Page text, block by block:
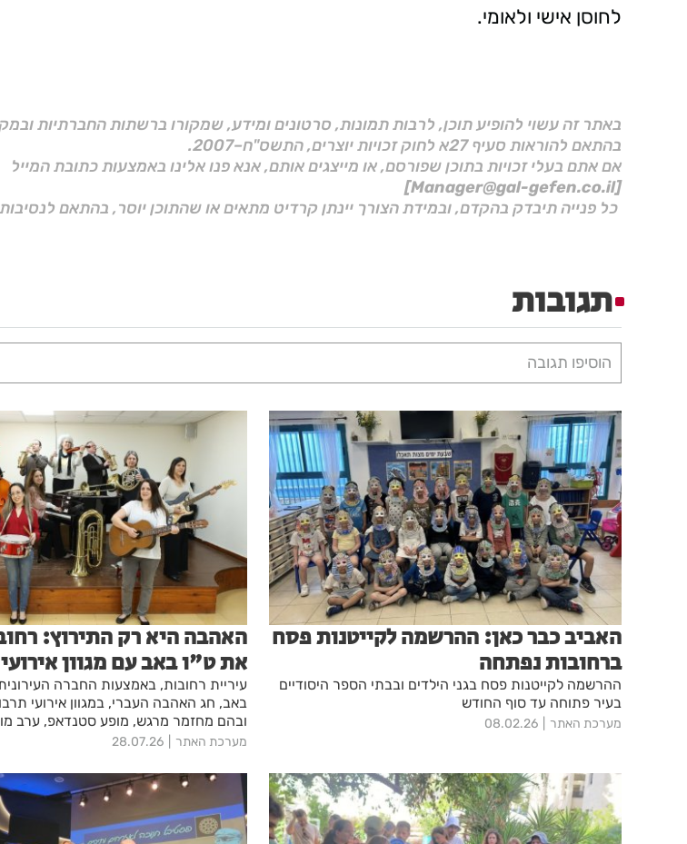
לחוסן אישי ולאומי.
באתר זה עשוי להופיע תוכן, לרבות תמונות, סרטונים ומידע, שמקורו ברשתות החברתיות
בהתאם להוראות סעיף 27א לחוק זכויות יוצרים, התשס"ח–2007.
אם אתם בעלי זכויות בתוכן שפורסם, או מייצגים אותם, אנא פנו אלינו באמצעות כתובת המייל
[Manager@gal-gefen.co.il]
כל פנייה תיבדק בהקדם, ובמידת הצורך יינתן קרדיט מתאים או שהתוכן יוסר, בהתאם
תגובות
הוסיפו תגובה
האביב כבר כאן: ההרשמה לקייטנות פסח
ברחובות נפתחה
ההרשמה לקייטנות פסח בגני הילדים ובבתי הספר היסודיים
בעיר פתוחה עד סוף החודש
מערכת האתר 08.02.26
האהבה היא רק התירוץ:
את ט"ו באב עם מגוון
עיריית רחובות, באמצעות החברה
באב, חג האהבה העברי, במגוון אירועי
ובהם מחזמר מרגש, מופע סטנדאפ, ערב
בעקבות סיפורי אהבה, סדנת קרמיקה זוגית
מערכת האתר 28.07.26